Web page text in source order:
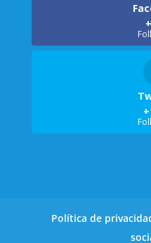
Política de